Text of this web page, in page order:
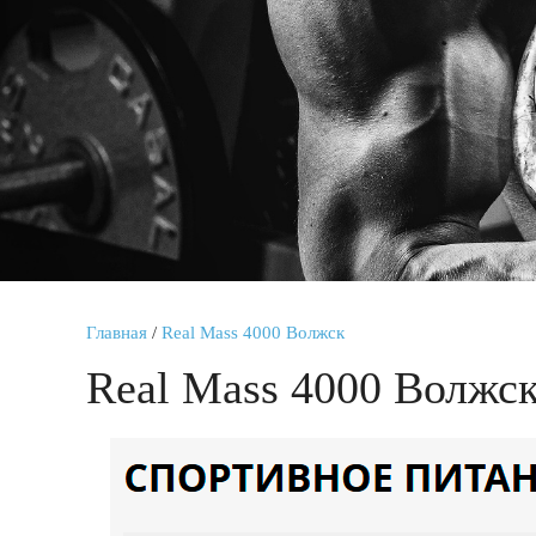
Главная / Real Mass 4000 Волжск
Real Mass 4000